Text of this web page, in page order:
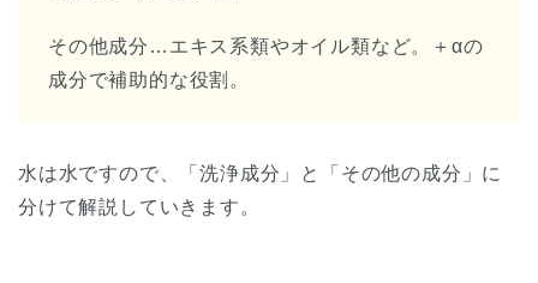
その他成分…エキス系類やオイル類など。＋αの
成分で補助的な役割。
水は水ですので、「洗浄成分」と「その他の成分」に
分けて解説していきます。